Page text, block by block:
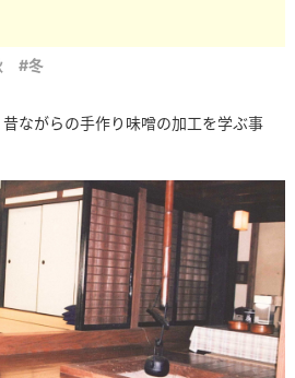
#冬
昔ながらの手作り味噌の加工を学ぶ事